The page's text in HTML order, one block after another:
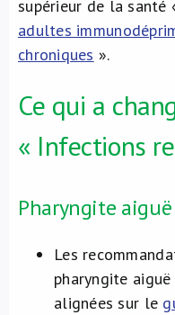
supérieur de la santé
adultes
chroniques ».
Ce qui a
« Infections
Pharyngite
Les
pharyngite
alignées sur le